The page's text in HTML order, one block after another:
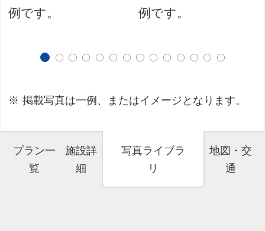
例です。
例です。
掲載写真は一例、またはイメージとなります。
プラン一
覧
施設詳
細
写真ライブラ
リ
地図・交
通